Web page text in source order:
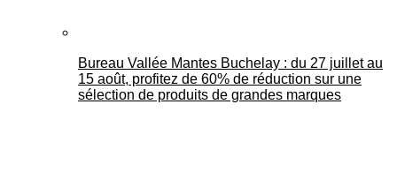
Bureau Vallée Mantes Buchelay : du 27 juillet au
15 août, profitez de 60% de réduction sur une
sélection de produits de grandes marques